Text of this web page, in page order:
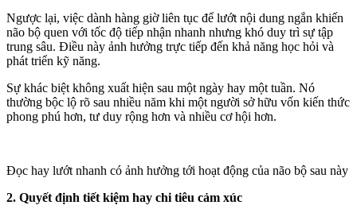
Ngược lại, việc dành hàng giờ liên tục để lướt nội dung ngắn khiến
não bộ quen với tốc độ tiếp nhận nhanh nhưng khó duy trì sự tập
trung sâu. Điều này ảnh hưởng trực tiếp đến khả năng học hỏi và
phát triển kỹ năng.
Sự khác biệt không xuất hiện sau một ngày hay một tuần. Nó
thường bộc lộ rõ sau nhiều năm khi một người sở hữu vốn kiến thức
phong phú hơn, tư duy rộng hơn và nhiều cơ hội hơn.
Đọc hay lướt nhanh có ảnh hưởng tới hoạt động của não bộ sau này
2. Quyết định tiết kiệm hay chi tiêu cảm xúc